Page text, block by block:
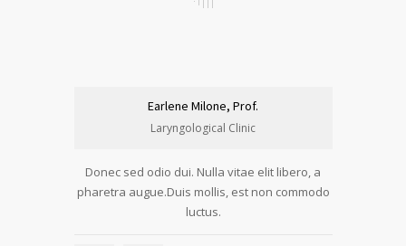
Earlene Milone, Prof.
Laryngological Clinic
Donec sed odio dui. Nulla vitae elit libero, a
pharetra augue.Duis mollis, est non commodo
luctus.